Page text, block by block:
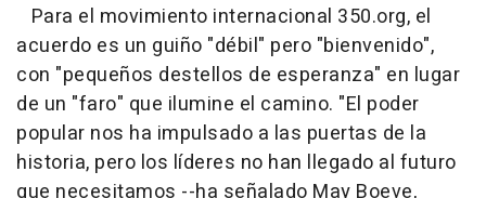
Para el movimiento internacional 350.org, el
acuerdo es un guiño "débil" pero "bienvenido",
con "pequeños destellos de esperanza" en lugar
de un "faro" que ilumine el camino. "El poder
popular nos ha impulsado a las puertas de la
historia, pero los líderes no han llegado al futuro
que necesitamos --ha señalado May Boeve,